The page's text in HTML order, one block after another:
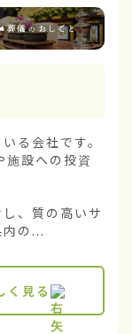
る会社です。
設への投資
、質の高いサ
の...
く見る